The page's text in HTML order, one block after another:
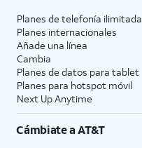
Planes de telefonía ilimitada
Planes internacionales
Añade una línea
Cambia
Planes de datos para tablet
Planes para hotspot móvil
Next Up Anytime
Cámbiate aAT&T